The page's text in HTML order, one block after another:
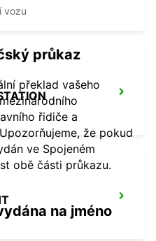
vozu
průkaz
překlad vašeho
řidiče a
že pokud
ve Spojeném
obě části průkazu.
na jméno